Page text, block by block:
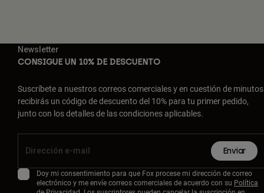
Newsletter
CONSIGUE UN 10% DE DESCUENTO
Suscríbete a nuestros correos comerciales y en cuestión de minutos
recibirás un código de descuento del 10% para tu primer pedido,
junto con los detalles de las condiciones aplicables.
Enviar
Doy mi consentimiento para que Fox procese mi dirección de correo
electrónico y me envíe correos comerciales de acuerdo con su Política